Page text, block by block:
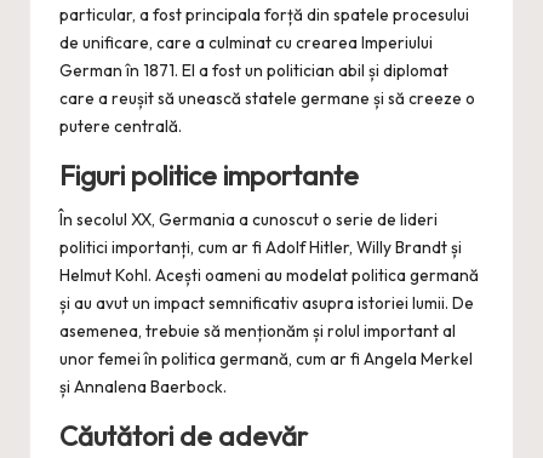
particular, a fost principala forță din spatele procesului
de unificare, care a culminat cu crearea Imperiului
German în 1871. El a fost un politician abil și diplomat
care a reușit să unească statele germane și să creeze o
putere centrală.
Figuri politice importante
În secolul XX, Germania a cunoscut o serie de lideri
politici importanți, cum ar fi Adolf Hitler, Willy Brandt și
Helmut Kohl. Acești oameni au modelat politica germană
și au avut un impact semnificativ asupra istoriei lumii. De
asemenea, trebuie să menționăm și rolul important al
unor femei în politica germană, cum ar fi Angela Merkel
și Annalena Baerbock.
Căutători de adevăr